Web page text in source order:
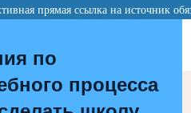
прямая ссылка на источник
по
процесса